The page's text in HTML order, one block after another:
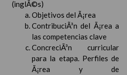
(inglÃ©s)
Objetivos del Ã¡rea
ContribuciÃ³n del Ã¡rea a
las competencias clave
ConcreciÃ³n curricular
para la etapa. Perfiles de
Ã¡rea y de